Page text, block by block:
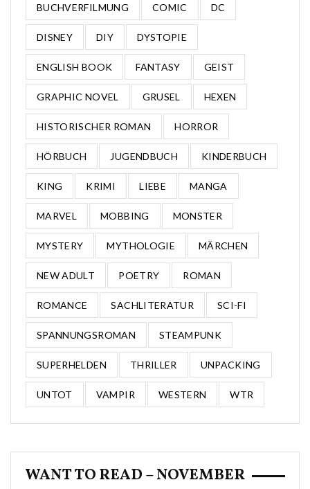
BUCHVERFILMUNG COMIC DC
DISNEY DIY DYSTOPIE
ENGLISH BOOK FANTASY GEIST
GRAPHIC NOVEL GRUSEL HEXEN
HISTORISCHER ROMAN HORROR
HÖRBUCH JUGENDBUCH KINDERBUCH
KING KRIMI LIEBE MANGA
MARVEL MOBBING MONSTER
MYSTERY MYTHOLOGIE MÄRCHEN
NEW ADULT POETRY ROMAN
ROMANCE SACHLITERATUR SCI-FI
SPANNUNGSROMAN STEAMPUNK
SUPERHELDEN THRILLER UNPACKING
UNTOT VAMPIR WESTERN WTR
WANT TO READ – NOVEMBER